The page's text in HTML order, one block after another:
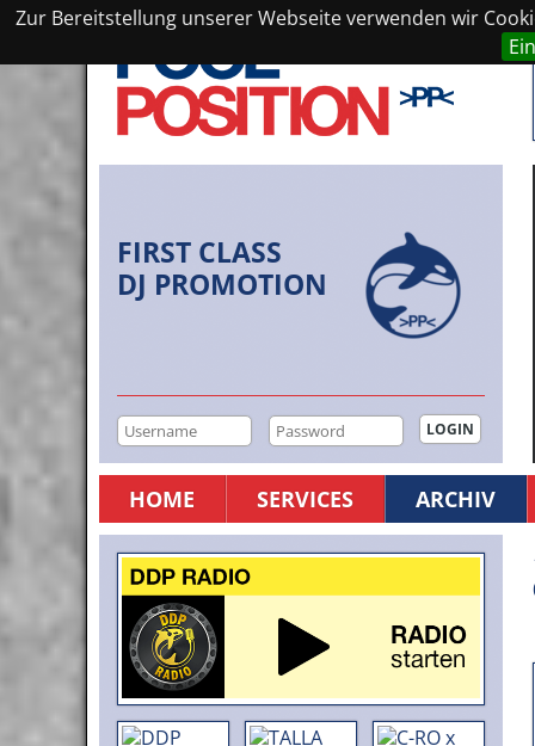
Zur Bereitstellung unserer Webseite verwenden wir
FIRST CLASS
DJ PROMOTION
HOME SERVICES ARCHIV